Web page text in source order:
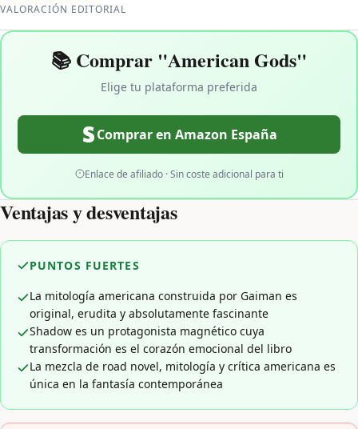
VALORACIÓN EDITORIAL
📚 Comprar "American Gods"
Elige tu plataforma preferida
Comprar en Amazon España
Enlace de afiliado · Sin coste adicional para ti
Ventajas y desventajas
PUNTOS FUERTES
La mitología americana construida por Gaiman es
original, erudita y absolutamente fascinante
Shadow es un protagonista magnético cuya
transformación es el corazón emocional del libro
La mezcla de road novel, mitología y crítica americana es
única en la fantasía contemporánea